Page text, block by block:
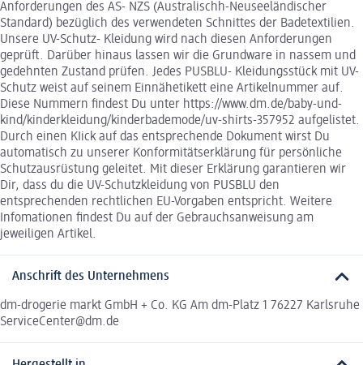
Anforderungen des AS- NZS (Australischh-Neuseeländischer
Standard) bezüglich des verwendeten Schnittes der Badetextilien.
Unsere UV-Schutz- Kleidung wird nach diesen Anforderungen
geprüft. Darüber hinaus lassen wir die Grundware in nassem und
gedehnten Zustand prüfen. Jedes PUSBLU- Kleidungsstück mit UV-
Schutz weist auf seinem Einnähetikett eine Artikelnummer auf.
Diese Nummern findest Du unter https://www.dm.de/baby-und-
kind/kinderkleidung/kinderbademode/uv-shirts-357952 aufgelistet.
Durch einen KIick auf das entsprechende Dokument wirst Du
automatisch zu unserer Konformitätserklärung für persönliche
Schutzausrüstung geleitet. Mit dieser Erklärung garantieren wir
Dir, dass du die UV-Schutzkleidung von PUSBLU den
entsprechenden rechtlichen EU-Vorgaben entspricht. Weitere
Infomationen findest Du auf der Gebrauchsanweisung am
jeweiligen Artikel.
Anschrift des Unternehmens
dm-drogerie markt GmbH + Co. KG Am dm-Platz 1 76227 Karlsruhe
ServiceCenter@dm.de